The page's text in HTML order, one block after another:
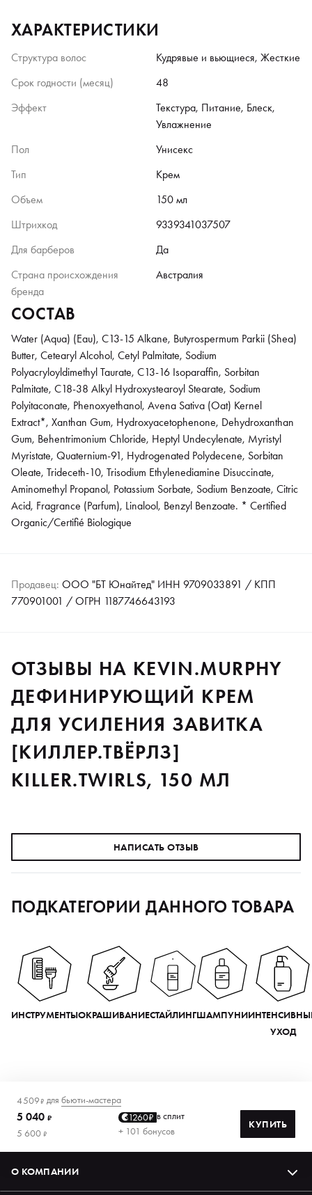
ХАРАКТЕРИСТИКИ
Структура волос
Кудрявые и вьющиеся, Жесткие
Срок годности (месяц)
48
Эффект
Текстура, Питание, Блеск,
Увлажнение
Пол
Унисекс
Тип
Крем
Объем
150 мл
Штрихкод
9339341037507
Для барберов
Да
Страна происхождения
бренда
Австралия
СОСТАВ
Water (Aqua) (Eau), C13‐15 Alkane, Butyrospermum Parkii (Shea)
Butter, Cetearyl Alcohol, Cetyl Palmitate, Sodium
Polyacryloyldimethyl Taurate, C13‐16 Isoparaffin, Sorbitan
Palmitate, C18‐38 Alkyl Hydroxystearoyl Stearate, Sodium
Polyitaconate, Phenoxyethanol, Avena Sativa (Oat) Kernel
Extract*, Xanthan Gum, Hydroxyacetophenone, Dehydroxanthan
Gum, Behentrimonium Chloride, Heptyl Undecylenate, Myristyl
Myristate, Quaternium‐91, Hydrogenated Polydecene, Sorbitan
Oleate, Trideceth‐10, Trisodium Ethylenediamine Disuccinate,
Aminomethyl Propanol, Potassium Sorbate, Sodium Benzoate, Citric
Acid, Fragrance (Parfum), Linalool, Benzyl Benzoate. * Certified
Organic/Certifié Biologique
Продавец: ООО "БТ Юнайтед" ИНН 9709033891 / КПП
770901001 / ОГРН 1187746643193
ОТЗЫВЫ НА KEVIN.MURPHY
ДЕФИНИРУЮЩИЙ КРЕМ
ДЛЯ УСИЛЕНИЯ ЗАВИТКА
[КИЛЛЕР.ТВЁРЛЗ]
KILLER.TWIRLS, 150 МЛ
НАПИСАТЬ ОТЗЫВ
ПОДКАТЕГОРИИ ДАННОГО ТОВАРА
ИНСТРУМЕНТЫОКРАШИВАНИЕСТАЙЛИНГШАМПУНИ
УХОД
4 509₽ для бьюти-мастера
5 040 ₽
5 600 ₽
1260₽ в сплит
+ 101 бонусов
КУПИТЬ
О КОМПАНИИ